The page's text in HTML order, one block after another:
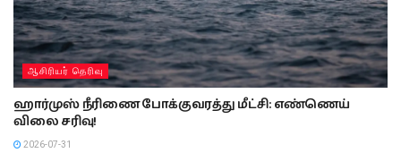
ஆசிரியர் தெரிவு
ஹார்முஸ் நீரிணை போக்குவரத்து மீட்சி: எண்ணெய்
விலை சரிவு!
2026-07-31